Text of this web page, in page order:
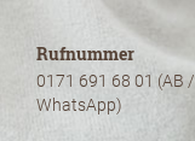
Rufnummer
0171 691 68 01 (AB /
WhatsApp)